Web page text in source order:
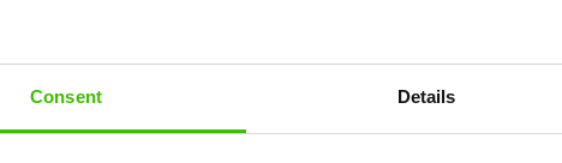
Consent Details